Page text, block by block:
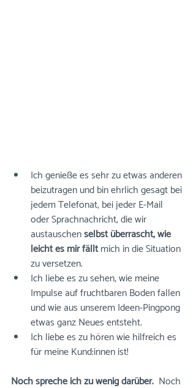
Ich genieße es sehr zu etwas anderen
beizutragen und bin ehrlich gesagt bei
jedem Telefonat, bei jeder E-Mail
oder Sprachnachricht, die wir
austauschen selbst überrascht, wie
leicht es mir fällt mich in die Situation
zu versetzen.
Ich liebe es zu sehen, wie meine
Impulse auf fruchtbaren Boden fallen
und wie aus unserem Ideen-Pingpong
etwas ganz Neues entsteht.
Ich liebe es zu hören wie hilfreich es
für meine Kund:innen ist!
Noch spreche ich zu wenig darüber. Noch